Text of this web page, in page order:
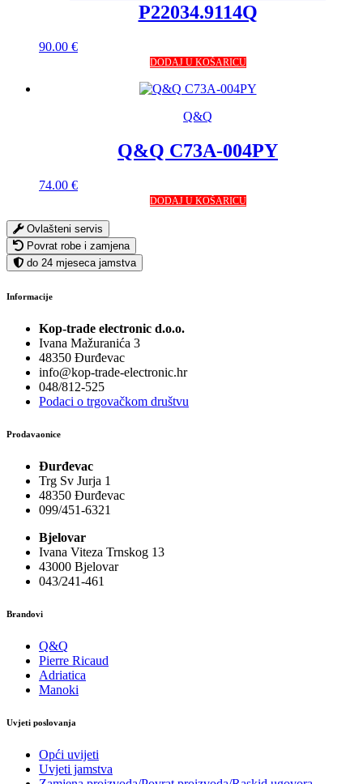
P22034.9114Q
90.00 €
DODAJ U KOŠARICU
Q&Q
Q&Q C73A-004PY
74.00 €
DODAJ U KOŠARICU
Ovlašteni servis
Povrat robe i zamjena
do 24 mjeseca jamstva
Informacije
Kop-trade electronic d.o.o.
Ivana Mažuranića 3
48350 Đurđevac
info@kop-trade-electronic.hr
048/812-525
Podaci o trgovačkom društvu
Prodavaonice
Đurđevac
Trg Sv Jurja 1
48350 Đurđevac
099/451-6321
Bjelovar
Ivana Viteza Trnskog 13
43000 Bjelovar
043/241-461
Brandovi
Q&Q
Pierre Ricaud
Adriatica
Manoki
Uvjeti poslovanja
Opći uvijeti
Uvjeti jamstva